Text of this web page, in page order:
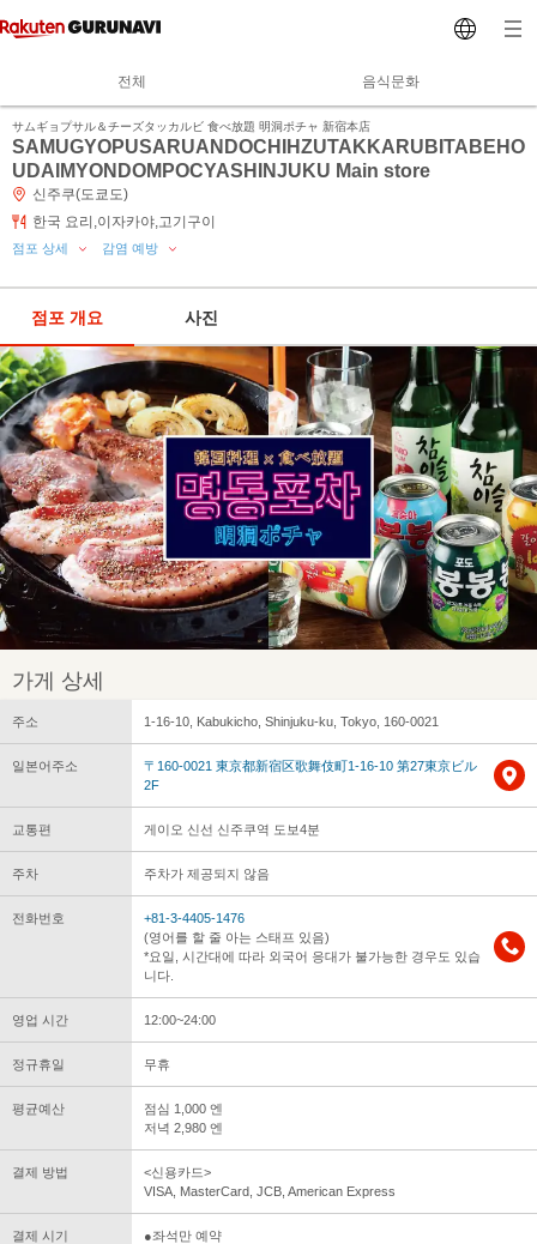
전체 음식문화
サムギョプサル＆チーズタッカルビ 食べ放題 明洞ポチャ 新宿本店
SAMUGYOPUSARUANDOCHIHZUTAKKARUBITABEHO
UDAIMYONDOMPOCYASHINJUKU Main store
신주쿠(도쿄도)
한국 요리,이자카야,고기구이
점포 상세 감염 예방
점포 개요 사진
가게 상세
주소 1-16-10, Kabukicho, Shinjuku-ku, Tokyo, 160-0021
일본어주소
〒160-0021 東京都新宿区歌舞伎町1-16-10 第27東京ビル
2F
교통편 게이오 신선 신주쿠역 도보4분
주차 주차가 제공되지 않음
전화번호
+81-3-4405-1476
(영어를 할 줄 아는 스태프 있음)
*요일, 시간대에 따라 외국어 응대가 불가능한 경우도 있습
니다.
영업 시간 12:00~24:00
정규휴일 무휴
평균예산
점심 1,000 엔
저녁 2,980 엔
결제 방법
<신용카드>
VISA, MasterCard, JCB, American Express
결제 시기
●좌석만 예약